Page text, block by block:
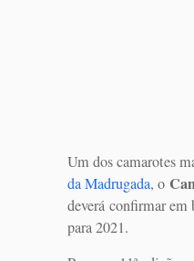
Um dos camarotes
da Madrugada, o
deverá confirmar em
para 2021.